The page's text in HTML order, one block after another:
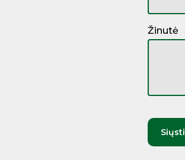
Žinutė